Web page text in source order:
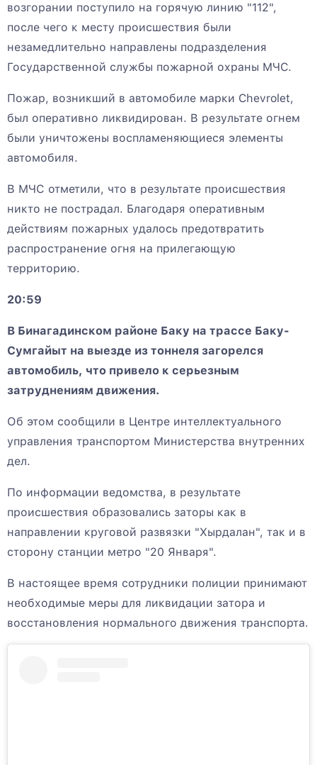
возгорании поступило на горячую линию "112",
после чего к месту происшествия были
незамедлительно направлены подразделения
Государственной службы пожарной охраны МЧС.
Пожар, возникший в автомобиле марки Chevrolet,
был оперативно ликвидирован. В результате огнем
были уничтожены воспламеняющиеся элементы
автомобиля.
В МЧС отметили, что в результате происшествия
никто не пострадал. Благодаря оперативным
действиям пожарных удалось предотвратить
распространение огня на прилегающую
территорию.
20:59
В Бинагадинском районе Баку на трассе Баку-
Сумгайыт на выезде из тоннеля загорелся
автомобиль, что привело к серьезным
затруднениям движения.
Об этом сообщили в Центре интеллектуального
управления транспортом Министерства внутренних
дел.
По информации ведомства, в результате
происшествия образовались заторы как в
направлении круговой развязки "Хырдалан", так и в
сторону станции метро "20 Января".
В настоящее время сотрудники полиции принимают
необходимые меры для ликвидации затора и
восстановления нормального движения транспорта.